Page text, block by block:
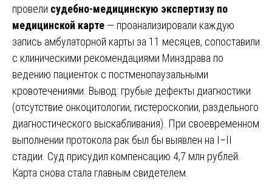
провели судебно-медицинскую экспертизу по
медицинской карте — проанализировали каждую
запись амбулаторной карты за 11 месяцев, сопоставили
с клиническими рекомендациями Минздрава по
ведению пациенток с постменопаузальными
кровотечениями. Вывод: грубые дефекты диагностики
(отсутствие онкоцитологии, гистероскопии, раздельного
диагностического выскабливания). При своевременном
выполнении протокола рак был бы выявлен на I–II
стадии. Суд присудил компенсацию 4,7 млн рублей.
Карта снова стала главным свидетелем.